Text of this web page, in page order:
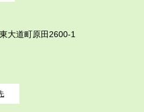
大道町原田2600-1